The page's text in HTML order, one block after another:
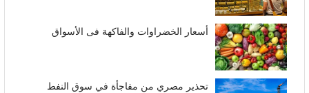
أسعار الخضراوات والفاكهة فى الأسواق
تحذير مصري من مفاجأة في سوق النفط